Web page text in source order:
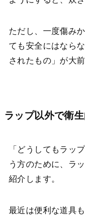
ただし、一度傷み
ても安全にはなら
されたもの」が大前
ラップ以外で衛
「どうしてもラッ
う方のために、ラ
紹介します。
最近は便利な道具